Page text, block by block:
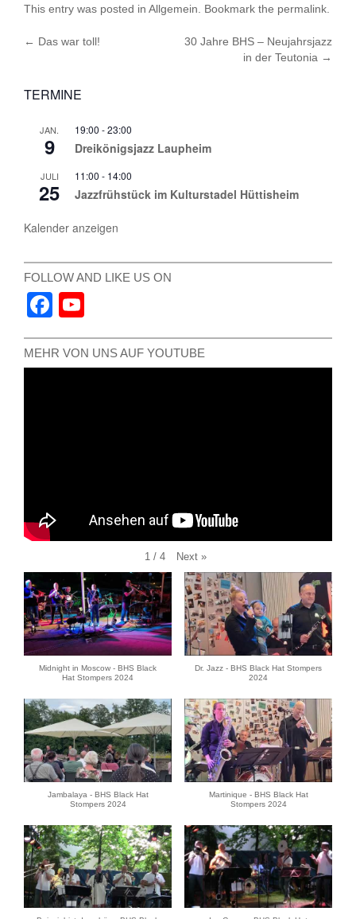
This entry was posted in Allgemein . Bookmark the permalink
Post
← Das war toll!
30 Jahre BHS – Neujahrsjazz
in der Teutonia →
TERMINE
JAN.
9
19:00 -23:00
Dreikönigsjazz Laupheim
JULI
25
11:00 - 14:00
Jazzfrühstück im Kulturstadel Hüttisheim
Kalender anzeigen
FOLLOW AND LIKE US ON
Facebook
Channel
MEHR VON UNS AUF YOUTUBE
1 / 4 Next »
Midnight in Moscow - BHS Black
Hat Stompers 2024
Dr. Jazz - BHS Black Hat Stompers
2024
Jambalaya - BHS Black Hat
Stompers 2024
Martinique - BHS Black Hat
Stompers 2024